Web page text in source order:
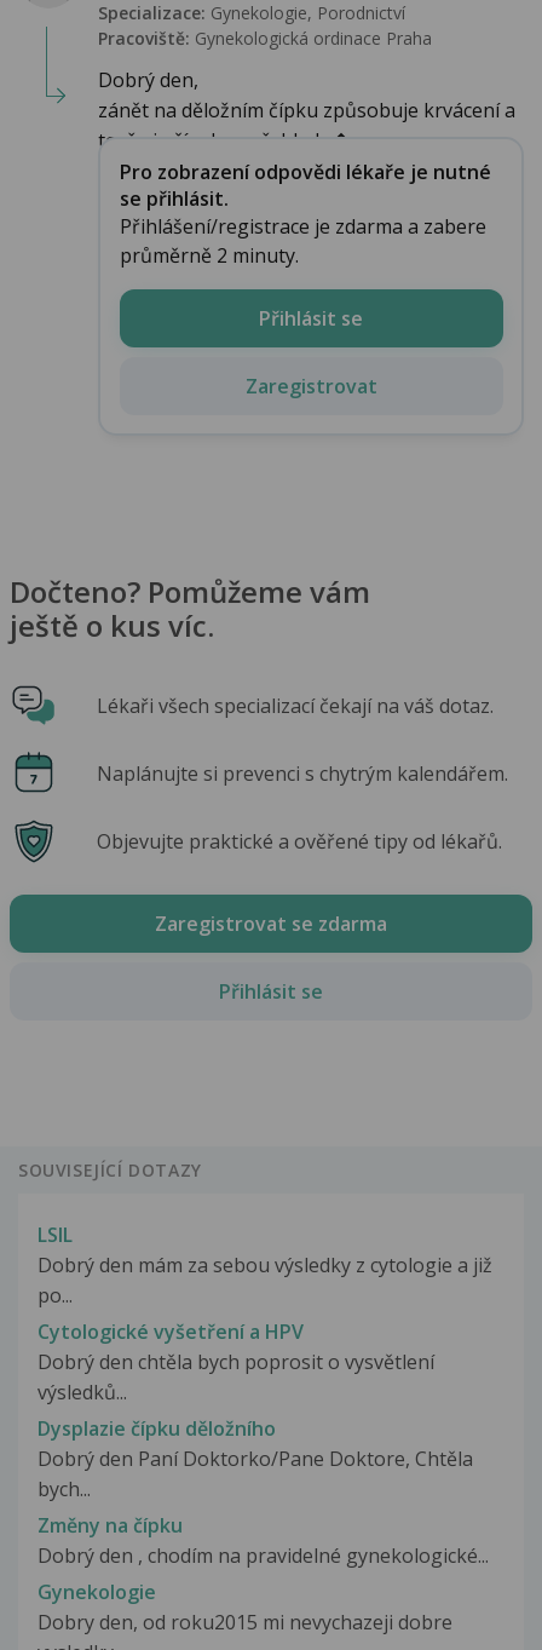
Specializace: Gynekologie, Porodnictví
Pracoviště: Gynekologická ordinace Praha
Dobrý den,
zánět na děložním čípku způsobuje krvácení a
to, že je čípek nepřehledn�...
Pro zobrazení odpovědi lékaře je nutné
se přihlásit.
Přihlášení/registrace je zdarma a zabere
průměrně 2 minuty.
Přihlásit se
Zaregistrovat
Dočteno? Pomůžeme vám
ještě o kus víc.
Lékaři všech specializací čekají na váš dotaz.
Naplánujte si prevenci s chytrým kalendářem.
Objevujte praktické a ověřené tipy od lékařů.
Zaregistrovat se zdarma
Přihlásit se
SOUVISEJÍCÍ DOTAZY
LSIL
Dobrý den mám za sebou výsledky z cytologie a již
po...
Cytologické vyšetření a HPV
Dobrý den chtěla bych poprosit o vysvětlení
výsledků...
Dysplazie čípku děložního
Dobrý den Paní Doktorko/Pane Doktore, Chtěla
bych...
Změny na čípku
Dobrý den , chodím na pravidelné gynekologické...
Gynekologie
Dobry den, od roku2015 mi nevychazeji dobre